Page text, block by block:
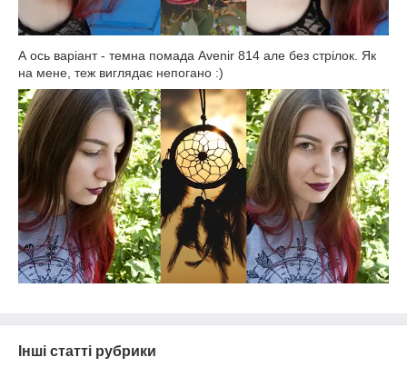
А ось варіант - темна помада Avenir 814 але без стрілок. Як
на мене, теж виглядає непогано :)
Інші статті рубрики